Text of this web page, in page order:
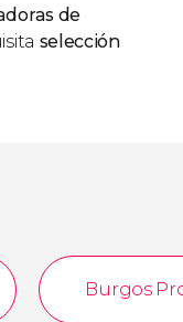
de
selección
Burgos